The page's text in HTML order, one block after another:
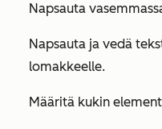
Napsauta
Napsauta ja vedä
lomakkeelle.
Määritä kukin